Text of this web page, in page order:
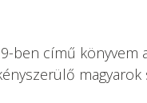
ben című